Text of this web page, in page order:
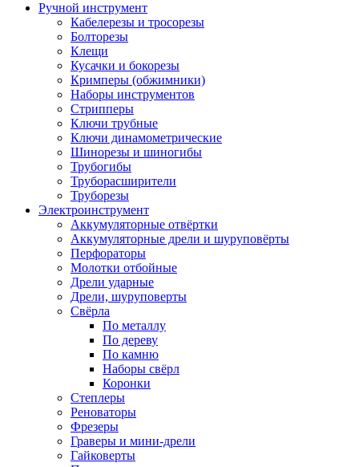
Ручной инструмент
Кабелерезы и тросорезы
Болторезы
Клещи
Кусачки и бокорезы
Кримперы (обжимники)
Наборы инструментов
Стрипперы
Ключи трубные
Ключи динамометрические
Шинорезы и шиногибы
Трубогибы
Труборасширители
Труборезы
Электроинструмент
Аккумуляторные отвёртки
Аккумуляторные дрели и шуруповёрты
Перфораторы
Молотки отбойные
Дрели ударные
Дрели, шуруповерты
Свёрла
По металлу
По дереву
По камню
Наборы свёрл
Коронки
Степлеры
Реноваторы
Фрезеры
Граверы и мини-дрели
Гайковерты